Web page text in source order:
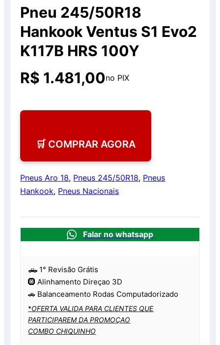
Avaliação
0
de
5
Pneu 245/50R18
Hankook Ventus S1 Evo2
K117B HRS 100Y
R$ 1.481,00no PIX
🛒 COMPRAR AGORA
Pneus Aro 18, Pneus 245/50R18, Pneus
Hankook, Pneus Nacionais
Falar no whatsapp
🛻 1° Revisão Grátis
🛞 Alinhamento Direçao 3D
🚗 Balanceamento Rodas Computadorizado
*OFERTA VALIDA PARA CLIENTES QUE
PARTICIPAREM DA PROMOÇAO
COMBO CHIQUINHO